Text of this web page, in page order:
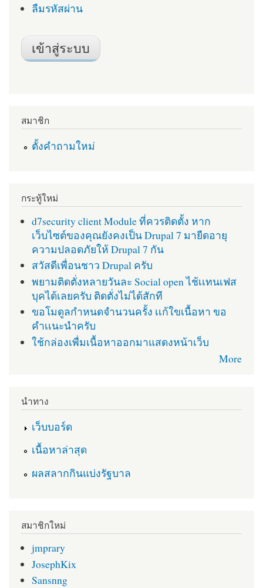
ลืมรหัสผ่าน
สมาชิก
ตั้งคำถามใหม่
กระทู้ใหม่
d7security client Module ที่ควรติดตั้ง หาก
เว็บไซต์ของคุณยังคงเป็น Drupal 7 มายืดอายุ
ความปลอดภัยให้ Drupal 7 กัน
สวัสดีเพื่อนชาว Drupal ครับ
พยามติดตั่งหลายวันละ Social open ไช้เเทนเฟส
บุคได้เลยครับ ติดตั่งไม่ได้สักที
ขอโมดูลกำหนดจำนวนครั้ง เเก้ใขเนื้อหา ขอ
คำเเนะนำครับ
ใช้กล่องเพื่มเนื้อหาออกมาแสดงหน้าเว็บ
More
นำทาง
เว็บบอร์ด
เนื้อหาล่าสุด
ผลสลากกินแบ่งรัฐบาล
สมาชิกใหม่
jmprary
JosephKix
Sansnng